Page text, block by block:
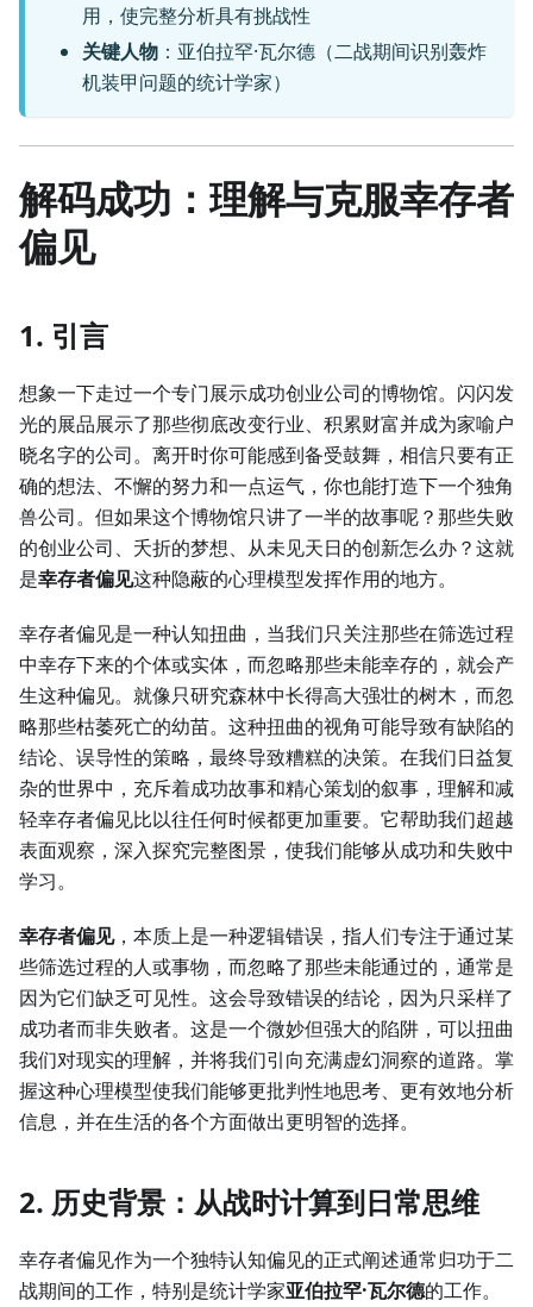
用，使完整分析具有挑战性
关键人物 ：亚伯拉罕·瓦尔德（二战期间识别轰炸
机装甲问题的统计学家）
解码成功：理解与克服幸存者
偏见
1. 引言
想象一下走过一个专门展示成功创业公司的博物馆。闪闪发
光的展品展示了那些彻底改变行业、积累财富并成为家喻户
晓名字的公司。离开时你可能感到备受鼓舞，相信只要有正
确的想法、不懈的努力和一点运气，你也能打造下一个独角
兽公司。但如果这个博物馆只讲了一半的故事呢？那些失败
的创业公司、夭折的梦想、从未见天日的创新怎么办？这就
是幸存者偏见这种隐蔽的心理模型发挥作用的地方。
幸存者偏见是一种认知扭曲，当我们只关注那些在筛选过程
中幸存下来的个体或实体，而忽略那些未能幸存的，就会产
生这种偏见。就像只研究森林中长得高大强壮的树木，而忽
略那些枯萎死亡的幼苗。这种扭曲的视角可能导致有缺陷的
结论、误导性的策略，最终导致糟糕的决策。在我们日益复
杂的世界中，充斥着成功故事和精心策划的叙事，理解和减
轻幸存者偏见比以往任何时候都更加重要。它帮助我们超越
表面观察，深入探究完整图景，使我们能够从成功和失败中
学习。
幸存者偏见，本质上是一种逻辑错误，指人们专注于通过某
些筛选过程的人或事物，而忽略了那些未能通过的，通常是
因为它们缺乏可见性。这会导致错误的结论，因为只采样了
成功者而非失败者。这是一个微妙但强大的陷阱，可以扭曲
我们对现实的理解，并将我们引向充满虚幻洞察的道路。掌
握这种心理模型使我们能够更批判性地思考、更有效地分析
信息，并在生活的各个方面做出更明智的选择。
2. 历史背景：从战时计算到日常思维
幸存者偏见作为一个独特认知偏见的正式阐述通常归功于二
战期间的工作，特别是统计学家亚伯拉罕·瓦尔德的工作。